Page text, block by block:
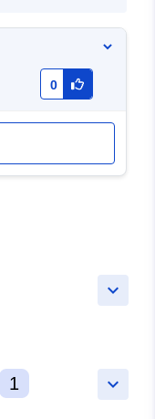
0
keyboard_arrow_down
keyboard_arrow_down
1